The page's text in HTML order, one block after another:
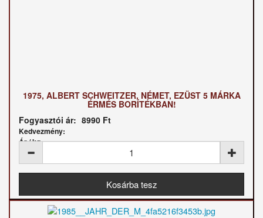
1975, ALBERT SCHWEITZER, NÉMET, EZÜST 5 MÁRKA
ÉRMÉS BORÍTÉKBAN!
Fogyasztói ár: 8990 Ft
Kedvezmény:
Ár / kg: